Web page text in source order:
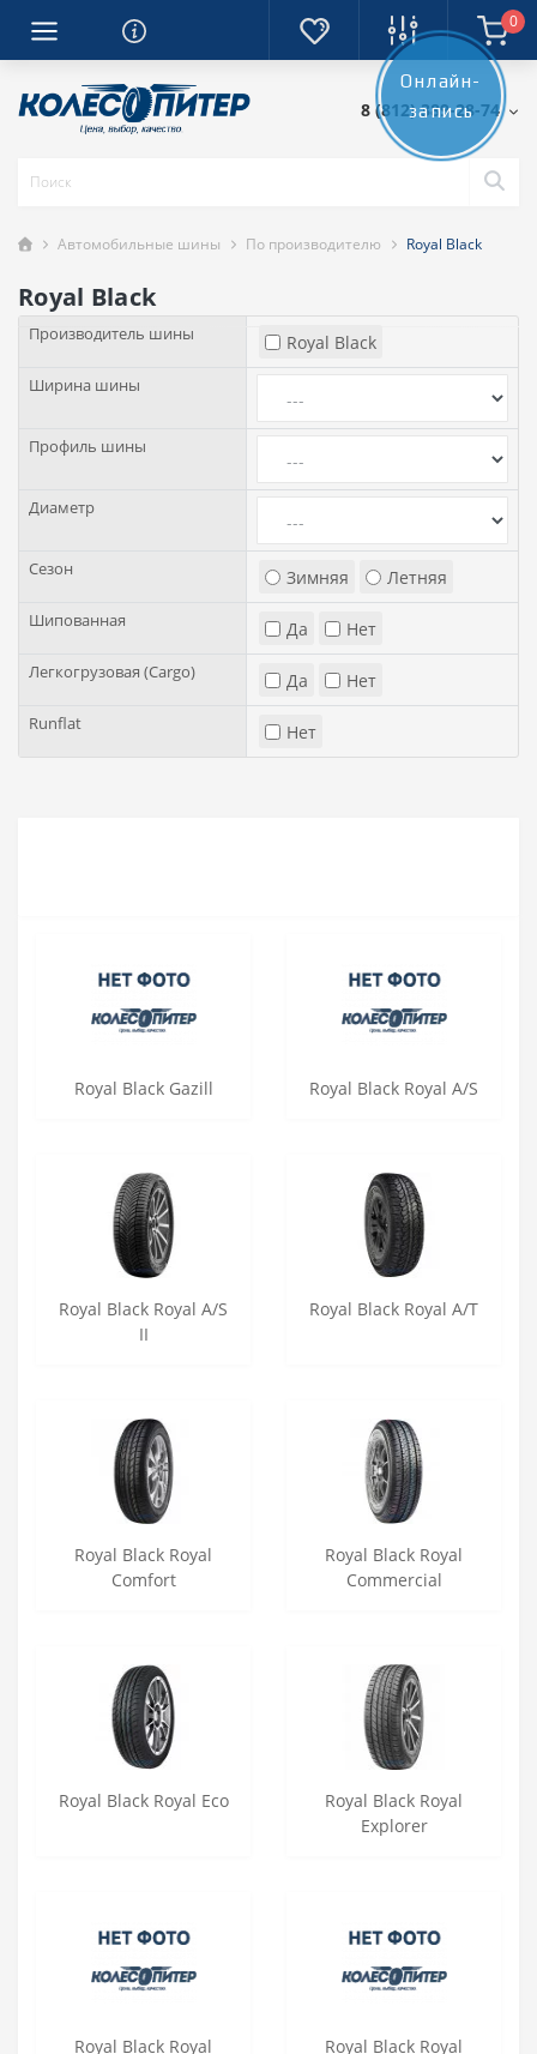
0
8 (812) 389-28-74
Автомобильные шины По производителю Royal Black
Royal Black
Производитель шины Royal Black
Ширина шины
Профиль шины
Диаметр
Сезон Зимняя Летняя
Шипованная Да Нет
Легкогрузовая (Cargo) Да Нет
Runflat Нет
Royal Black Gazill Royal Black Royal A/S
Royal Black Royal A/S
II
Royal Black Royal A/T
Royal Black Royal
Comfort
Royal Black Royal
Commercial
Royal Black Royal Eco
Royal Black Royal
Explorer
Royal Black Royal
Royal Black Royal
Онлайн-
запись